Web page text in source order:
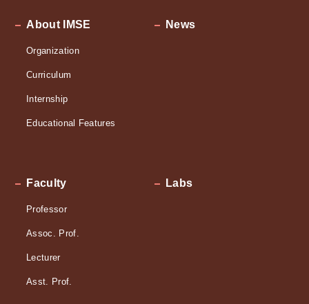
About IMSE
Organization
Curriculum
Internship
Educational Features
News
Faculty
Professor
Assoc. Prof.
Lecturer
Asst. Prof.
Labs